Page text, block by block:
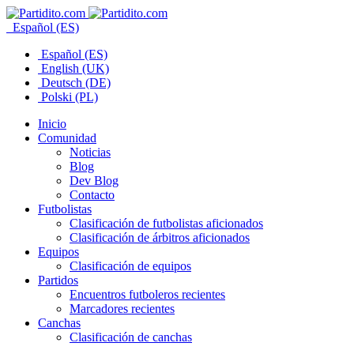
Español (ES)
Español (ES)
English (UK)
Deutsch (DE)
Polski (PL)
Inicio
Comunidad
Noticias
Blog
Dev Blog
Contacto
Futbolistas
Clasificación de futbolistas aficionados
Clasificación de árbitros aficionados
Equipos
Clasificación de equipos
Partidos
Encuentros futboleros recientes
Marcadores recientes
Canchas
Clasificación de canchas